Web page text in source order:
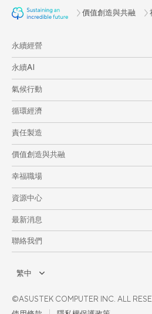
價值創造與共融
永續經營
永續AI
氣候行動
循環經濟
責任製造
價值創造與共融
幸福職場
資源中心
最新消息
聯絡我們
©ASUSTEK COMPUTER INC. ALL
繁中